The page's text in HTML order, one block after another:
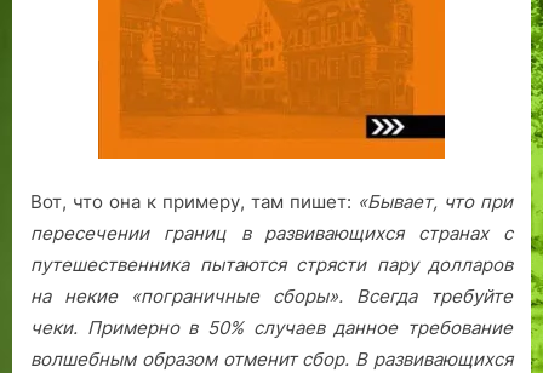
Вот, что она к примеру, там пишет: «Бывает, что при
пересечении границ в развивающихся странах с
путешественника пытаются стрясти пару долларов
на некие «пограничные сборы». Всегда требуйте
чеки. Примерно в 50% случаев данное требование
волшебным образом отменит сбор. В развивающихся